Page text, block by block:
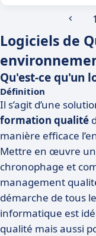
1
Logiciels de
Qu'est-ce qu'un
Définition
Il s’agit d’une
formation qualité
manière efficace
Mettre en œuvre
chronophage et
management
démarche de tous
informatique est
qualité mais aussi